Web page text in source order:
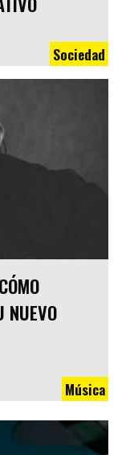
Sociedad
NUEVO
Música